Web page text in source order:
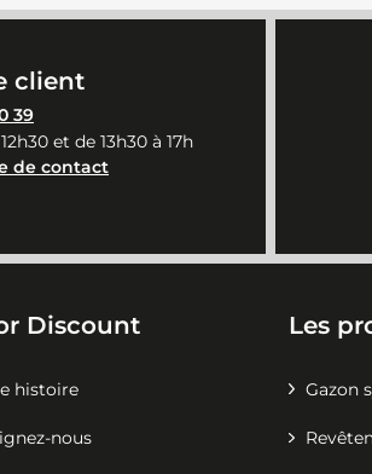
client
39
et de 13h30 à 17h
de contact
Discount
histoire
nous
Les
Gazon